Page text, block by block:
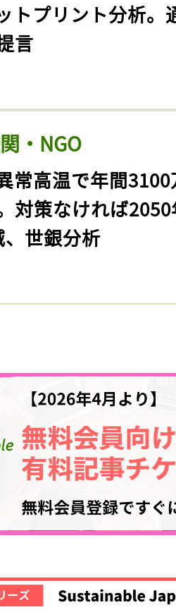
トプリント分析。
言
・NGO
常高温で年間
対策なければ
世銀分析